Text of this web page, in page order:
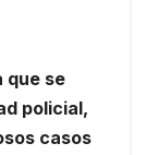
que se
policial,
casos